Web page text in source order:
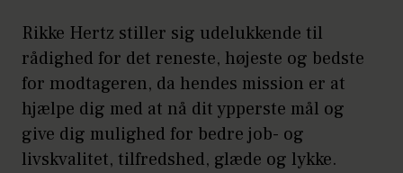
Rikke Hertz er spirituel
erhvervsrådgiver og clairvoyant og
har podcasten ”Spirituel – med Rikke
Hertz” på Podimo. (Foto: PR)
Rikke Hertz stiller sig udelukkende til
rådighed for det reneste, højeste og bedste
for modtageren, da hendes mission er at
hjælpe dig med at nå dit ypperste mål og
give dig mulighed for bedre job- og
livskvalitet, tilfredshed, glæde og lykke.